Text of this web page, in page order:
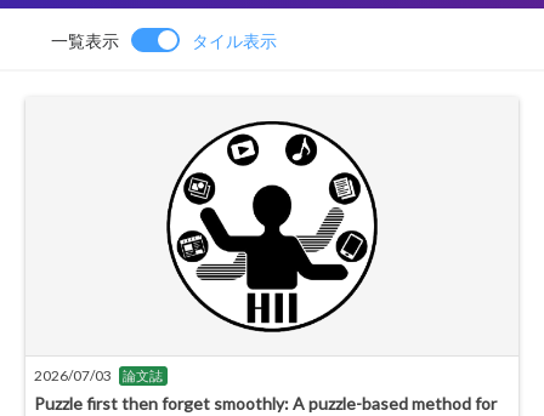
一覧表示 タイル表示
2026/07/03 論文誌
Puzzle first then forget smoothly: A puzzle-based method for